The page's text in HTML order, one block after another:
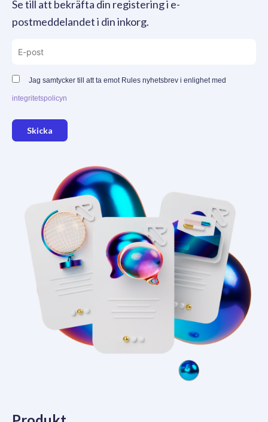
Se till att bekräfta din registering i e-
postmeddelandet i din inkorg.
Jag samtycker till att ta emot Rules nyhetsbrev i enlighet med
integritetspolicyn
Skicka